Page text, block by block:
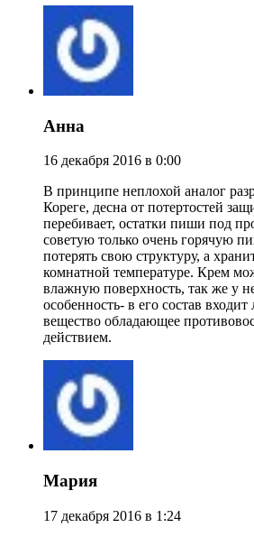
Анна
16 декабря 2016 в 0:00
В принципе неплохой аналог
Кореге, десна от потертостей
перебивает, остатки пиши под
советую только очень горячую
потерять свою структуру, а
комнатной температуре. Крем
влажную поверхность, так же у
особенность- в его состав
вещество обладающее
действием.
Мария
17 декабря 2016 в 1:24